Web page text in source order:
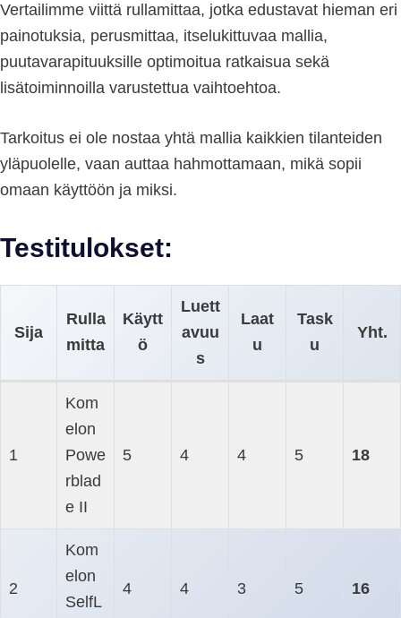
Vertailimme viittä rullamittaa, jotka edustavat hieman eri
painotuksia, perusmittaa, itselukittuvaa mallia,
puutavarapituuksille optimoitua ratkaisua sekä
lisätoiminnoilla varustettua vaihtoehtoa.
Tarkoitus ei ole nostaa yhtä mallia kaikkien tilanteiden
yläpuolelle, vaan auttaa hahmottamaan, mikä sopii
omaan käyttöön ja miksi.
Testitulokset:
Sija
Rulla
mitta
Käytt
ö
Luett
avuu
s
Laat
u
Task
u
Yht.
1
Kom
elon
Powe
rblad
e II
5 4 4 5 18
2
Kom
elon
SelfL
4 4 3 5 16